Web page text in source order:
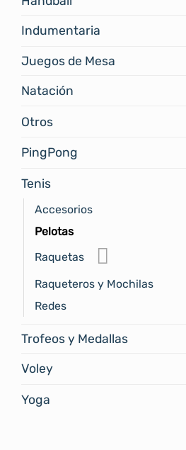
Indumentaria
Juegos de Mesa
Natación
Otros
PingPong
Tenis
Accesorios
Pelotas
Raquetas
Raqueteros y Mochilas
Redes
Trofeos y Medallas
Voley
Yoga